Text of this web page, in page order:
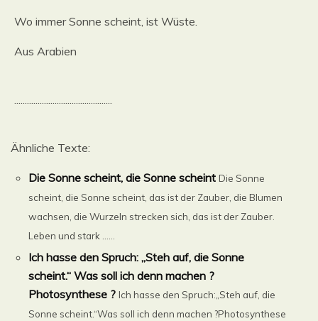
Wo immer Sonne scheint, ist Wüste.
Aus Arabien
..............................................
Ähnliche Texte:
Die Sonne scheint, die Sonne scheint Die Sonne
scheint, die Sonne scheint, das ist der Zauber, die Blumen
wachsen, die Wurzeln strecken sich, das ist der Zauber.
Leben und stark ......
Ich hasse den Spruch: „Steh auf, die Sonne
scheint.“ Was soll ich denn machen ?
Photosynthese ? Ich hasse den Spruch:„Steh auf, die
Sonne scheint.“Was soll ich denn machen ?Photosynthese